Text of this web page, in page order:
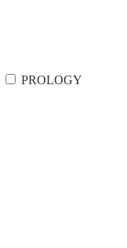
PROLOGY